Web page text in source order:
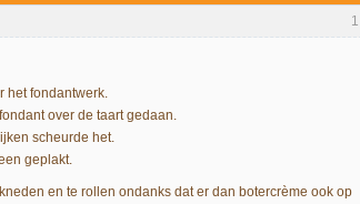
1
het fondantwerk.
over de taart gedaan.
scheurde het.
geplakt.
en te rollen ondanks dat er dan botercrème ook op